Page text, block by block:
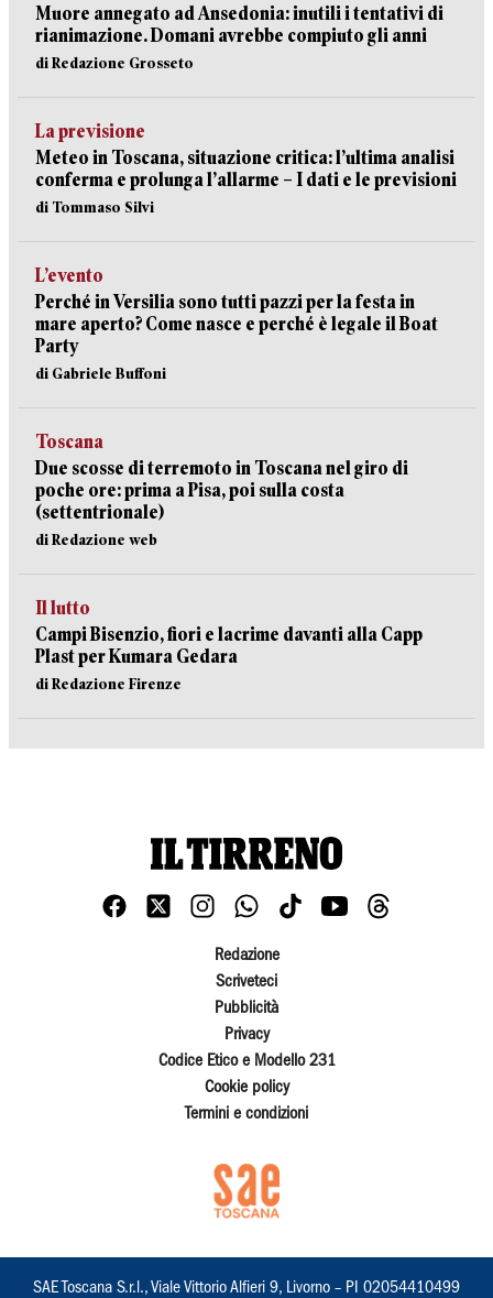
Muore annegato ad Ansedonia: inutili i tentativi di
rianimazione. Domani avrebbe compiuto gli anni
di Redazione Grosseto
La previsione
Meteo in Toscana, situazione critica: l’ultima analisi
conferma e prolunga l’allarme – I dati e le previsioni
di Tommaso Silvi
L’evento
Perché in Versilia sono tutti pazzi per la festa in
mare aperto? Come nasce e perché è legale il Boat
Party
di Gabriele Buffoni
Toscana
Due scosse di terremoto in Toscana nel giro di
poche ore: prima a Pisa, poi sulla costa
(settentrionale)
di Redazione web
Il lutto
Campi Bisenzio, fiori e lacrime davanti alla Capp
Plast per Kumara Gedara
di Redazione Firenze
Redazione
Scriveteci
Pubblicità
Privacy
Codice Etico e Modello 231
Cookie policy
Termini e condizioni
SAE Toscana S.r.l., Viale Vittorio Alfieri 9, Livorno – PI 02054410499